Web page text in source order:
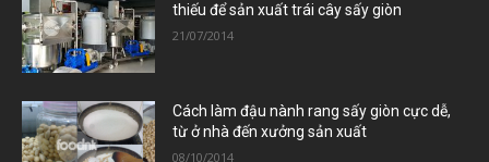
thiếu để sản xuất trái cây sấy giòn
21/07/2014
Cách làm đậu nành rang sấy giòn cực dễ,
từ ở nhà đến xưởng sản xuất
08/10/2014